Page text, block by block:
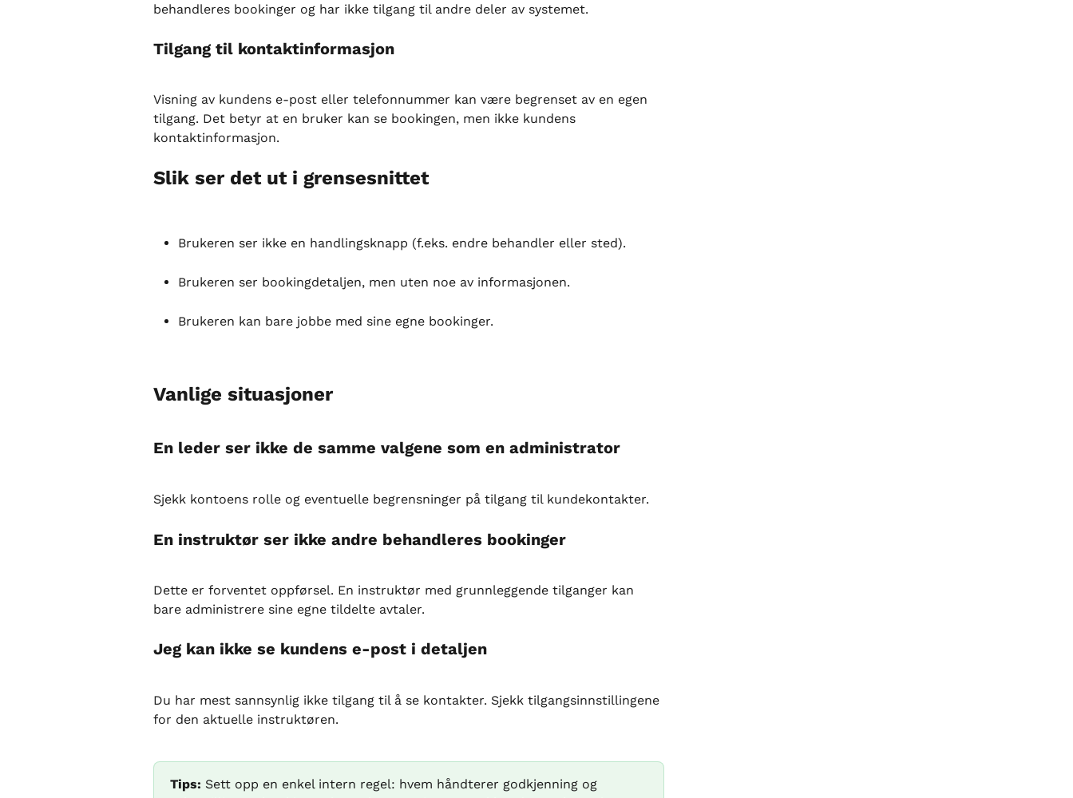
behandleres bookinger og har ikke tilgang til andre deler av systemet.
Tilgang til kontaktinformasjon
Visning av kundens e-post eller telefonnummer kan være begrenset av en egen
tilgang. Det betyr at en bruker kan se bookingen, men ikke kundens
kontaktinformasjon.
Slik ser det ut i grensesnittet
Brukeren ser ikke en handlingsknapp (f.eks. endre behandler eller sted).
Brukeren ser bookingdetaljen, men uten noe av informasjonen.
Brukeren kan bare jobbe med sine egne bookinger.
Vanlige situasjoner
En leder ser ikke de samme valgene som en administrator
Sjekk kontoens rolle og eventuelle begrensninger på tilgang til kundekontakter.
En instruktør ser ikke andre behandleres bookinger
Dette er forventet oppførsel. En instruktør med grunnleggende tilganger kan
bare administrere sine egne tildelte avtaler.
Jeg kan ikke se kundens e-post i detaljen
Du har mest sannsynlig ikke tilgang til å se kontakter. Sjekk tilgangsinnstillingene
for den aktuelle instruktøren.
Tips: Sett opp en enkel intern regel: hvem håndterer godkjenning og